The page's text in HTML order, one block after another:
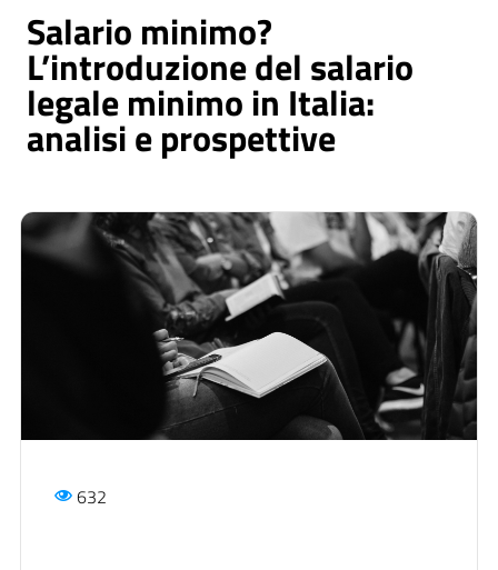
Salario minimo?
L’introduzione del salario
legale minimo in Italia:
analisi e prospettive
632